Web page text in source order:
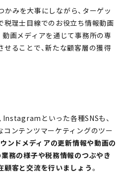
みを大事にしながら、ターゲッ
税理士目線でのお役立ち情報動画
画メディアを通じて事務所の専
ることで、新たな顧客層の獲得
Instagramといった各種SNSも、
ンテンツマーケティングのツー
ンドメディアの更新情報や動画の
務の様子や税務情報のつぶやき
顧客と交流を行いましょう。